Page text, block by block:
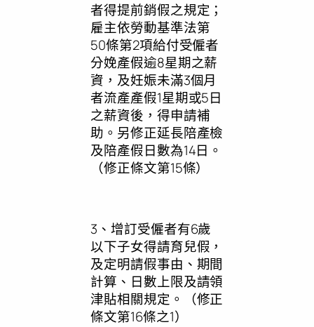
者得提前銷假之規定；
雇主依勞動基準法第
50條第2項給付受僱者
分娩產假逾8星期之薪
資，及妊娠未滿3個月
者流產產假1星期或5日
之薪資後，得申請補
助。另修正延長陪產檢
及陪產假日數為14日。
（修正條文第15條）
3、增訂受僱者有6歲
以下子女得請育兒假，
及定明請假事由、期間
計算、日數上限及請領
津貼相關規定。（修正
條文第16條之1）